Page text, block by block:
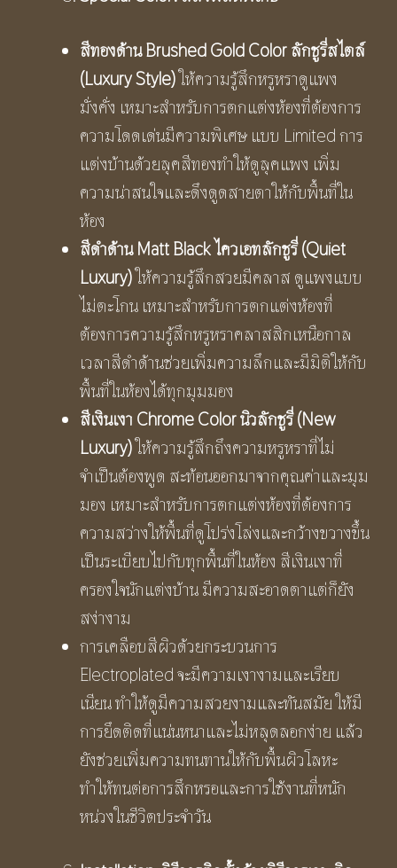
สีทองด้านBrushed Gold Color ลักชูรี่สไตล์
(Luxury Style)ให้ความรู้สึกหรูหราดูแพง
มั่งคั่ง เหมาะสำหรับการตกแต่งห้องที่ต้องการ
ความโดดเด่นมีความพิเศษ แบบ Limited การ
แต่งบ้านด้วยลุคสีทองทำให้ดูลุคแพง เพิ่ม
ความน่าสนใจและดึงดูดสายตาให้กับพื้นที่ใน
ห้อง
สีดำด้านMatt Black ไควเอทลักชูรี่ (Quiet
Luxury)ให้ความรู้สึกสวยมีคลาส ดูแพงแบบ
ไม่ตะโกน เหมาะสำหรับการตกแต่งห้องที่
ต้องการความรู้สึกหรูหราคลาสสิกเหนือกาล
เวลาสีดำด้านช่วยเพิ่มความลึกและมีมิติให้กับ
พื้นที่ในห้องได้ทุกมุมมอง
สีเงินเงา Chrome Color นิวลักชูรี่ (New
Luxury)ให้ความรู้สึกถึงความหรูหราที่ไม่
จำเป็นต้องพูด สะท้อนออกมาจากคุณค่าและมุม
มอง เหมาะสำหรับการตกแต่งห้องที่ต้องการ
ความสว่างให้พื้นที่ดูโปร่งโล่งและกว้างขวางขึ้น
เป็นระเบียบไปกับทุกพื้นที่ในห้อง สีเงินเงาที่
ครองใจนักแต่งบ้าน มีความสะอาดตาแต่ก็ยัง
สง่างาม
การเคลือบสีผิวด้วยกระบวนการ
Electroplated จะมีความเงางามและเรียบ
เนียน ทำให้ดูมีความสวยงามและทันสมัย ให้มี
การยึดติดที่แน่นหนาและไม่หลุดลอกง่าย แล้ว
ยังช่วยเพิ่มความทนทานให้กับพื้นผิวโลหะ
ทำให้ทนต่อการสึกหรอและการใช้งานที่หนัก
หน่วงในชีวิตประจำวัน